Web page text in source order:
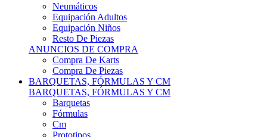
Neumáticos
Equipación Adultos
Equipación Niños
Resto De Piezas
ANUNCIOS DE COMPRA
Compra De Karts
Compra De Piezas
BARQUETAS, FÓRMULAS Y CM
BARQUETAS, FÓRMULAS Y CM
Barquetas
Fórmulas
Cm
Prototipos